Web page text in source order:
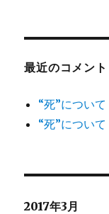
最近のコメント
“死”について
“死”について
2017年3月